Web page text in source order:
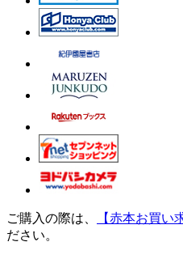
ご購入の際は、 【赤本お買い
ださい。